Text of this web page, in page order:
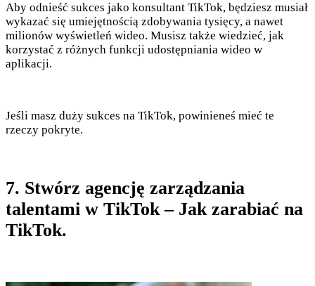
Aby odnieść sukces jako konsultant TikTok, będziesz musiał
wykazać się umiejętnością zdobywania tysięcy, a nawet
milionów wyświetleń wideo. Musisz także wiedzieć, jak
korzystać z różnych funkcji udostępniania wideo w
aplikacji.
Jeśli masz duży sukces na TikTok, powinieneś mieć te
rzeczy pokryte.
7. Stwórz agencję zarządzania
talentami w TikTok – Jak zarabiać na
TikTok.